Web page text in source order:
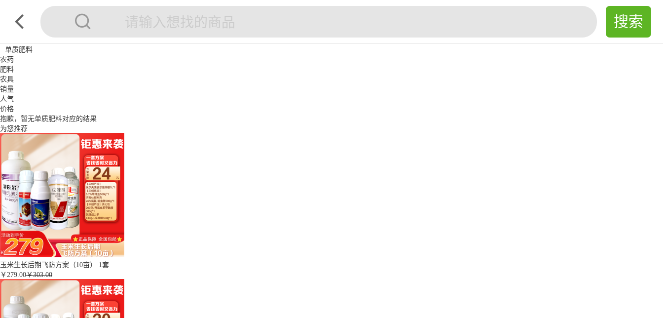
单质肥料
农药
肥料
农具
销量
人气
价格
抱歉，暂无单质肥料对应的结果
为您推荐
玉米生长后期飞防方案（10亩） 1套
￥ 279.00￥303.00